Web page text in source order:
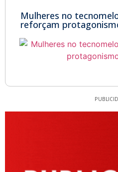
Mulheres no
reforçam